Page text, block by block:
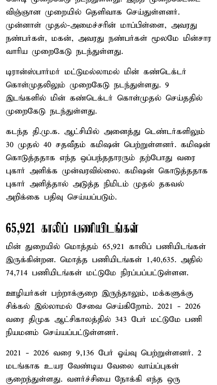
விஞ்ஞான முறையில் தெளிவாக செய்துள்ளனர்.
முன்னாள் முதல்-அமைச்சரின் மாப்பிள்ளை, அவரது
நண்பர்கள், மகன், அவரது நண்பர்கள் மூலமே மின்சார
வாரிய முறைகேடு நடந்துள்ளது.
டிரான்ஸ்பார்மர் மட்டுமல்லாமல் மின் கண்டெக்டர்
கொள்முதலிலும் முறைகேடு நடந்துள்ளது. 9
இடங்களில் மின் கண்டெக்டர் கொள்முதல் செய்ததில்
முறைகேடு நடந்துள்ளது.
கடந்த தி.மு.க. ஆட்சியில் அனைத்து டெண்டர்களிலும்
30 முதல் 40 சதவீதம் கமிஷன் பெற்றுள்ளனர். கமிஷன்
கொடுத்ததாக எந்த ஒப்பந்ததாரரும் தற்போது வரை
புகார் அளிக்க முன்வரவில்லை. கமிஷன் கொடுத்ததாக
புகார் அளித்தால் அடுத்த நிமிடம் முதல் தகவல்
அறிக்கை பதிவு செய்யப்படும்.
65,921 காலிப் பணியிடங்கள்
மின் துறையில் மொத்தம் 65,921 காலிப் பணியிடங்கள்
இருக்கின்றன. மொத்த பணியிடங்கள் 1,40,635. அதில்
74,714 பணியிடங்கள் மட்டுமே நிரப்பப்பட்டுள்ளன.
ஊழியர்கள் பற்றாக்குறை இருந்தாலும், மக்களுக்கு
சிக்கல் இல்லாமல் சேவை செய்கிறோம். 2021 - 2026
வரை திமுக ஆட்சிகாலத்தில் 343 பேர் மட்டுமே பணி
நியமனம் செய்யப்பட்டுள்ளனர்.
2021 - 2026 வரை 9,136 பேர் ஓய்வு பெற்றுள்ளனர். 2
மடங்காக உயர வேண்டிய வேலை வாய்ப்புகள்
குறைந்துள்ளது. வளர்ச்சியை நோக்கி எந்த ஒரு